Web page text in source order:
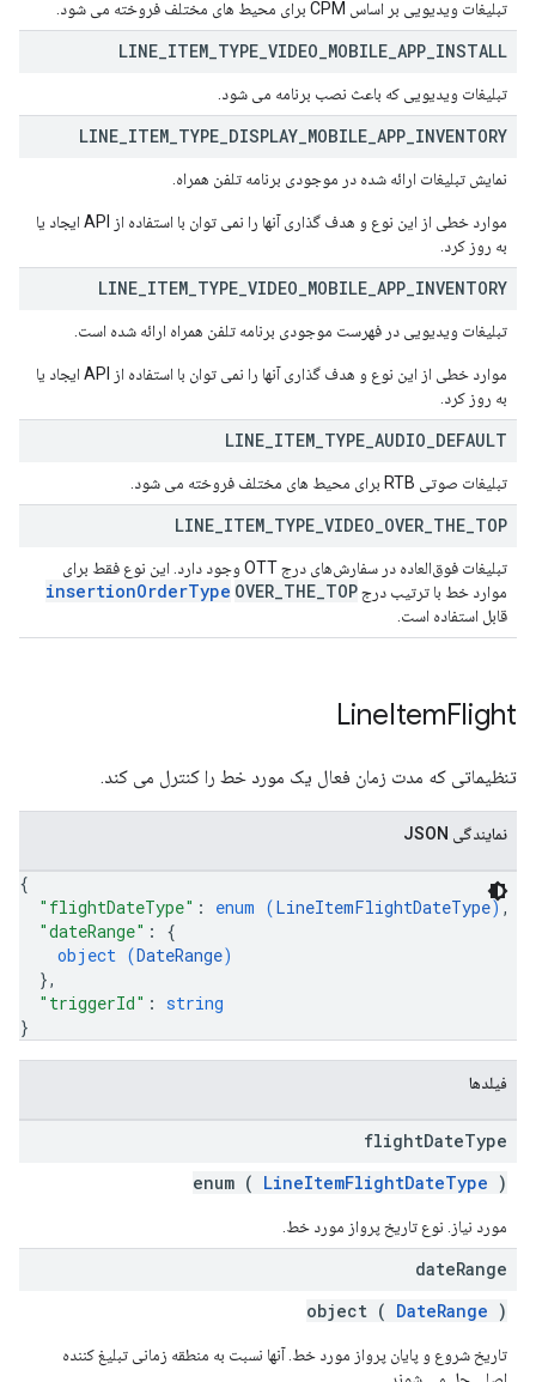
تبلیغات ویدیویی بر اساس CPM برای محیط های مختلف فروخته می شود.
LINE ITEM TYPE VIDEO MOBILE APP INSTALL
تبلیغات ویدیویی که باعث نصب برنامه می شود.
LINE ITEM TYPE DISPLAY MOBILE APP INVENTORY
نمایش تبلیغات ارائه شده در موجودی برنامه تلفن همراه.
موارد خطی از این نوع و هدف گذاری آنها را نمی توان با استفاده از API ایجاد یا
به روز کرد.
LINE ITEM TYPE VIDEO MOBILE APP INVENTORY
تبلیغات ویدیویی در فهرست موجودی برنامه تلفن همراه ارائه شده است.
موارد خطی از این نوع و هدف گذاری آنها را نمی توان با استفاده از API ایجاد یا
به روز کرد.
LINE ITEM TYPE AUDIO DEFAULT
تبلیغات صوتی RTB برای محیط های مختلف فروخته می شود.
LINE ITEM TYPE VIDEO OVER THE TOP
تبلیغات فوق‌العاده در سفارش‌های درج OTT وجود دارد. این نوع فقط برای
موارد خط با ترتیب درج
insertionOrderType OVER THE TOP
قابل استفاده است.
LineItemFlight
تنظیماتی که مدت زمان فعال یک مورد خط را کنترل می کند.
نمایندگی JSON
{
"flightDateType" : enum (LineItemFlightDateType),
"dateRange" : {
object (DateRange)
},
"triggerId" : string
}
فیلدها
flightDateType
enum ( LineItemFlightDateType )
مورد نیاز. نوع تاریخ پرواز مورد خط.
dateRange
object ( DateRange )
تاریخ شروع و پایان پرواز مورد خط. آنها نسبت به منطقه زمانی تبلیغ کننده